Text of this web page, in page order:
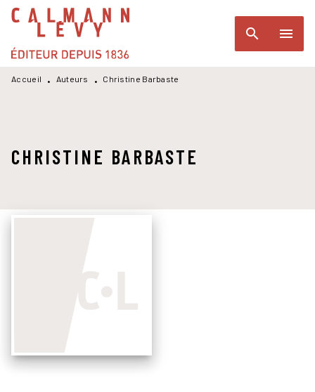
MENU RECHERCHE
PIED DE PAGE
search menu
Accueil • Auteurs • Christine Barbaste
CHRISTINE BARBASTE